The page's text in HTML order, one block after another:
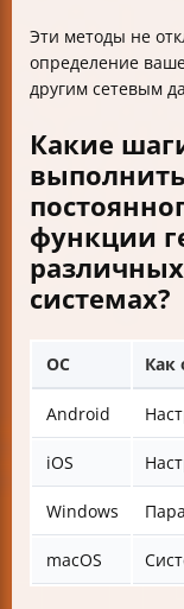
Эти методы не
определение
другим сетевым
Какие
функции
системах?
ОС Как
Android
iOS
Windows
macOS